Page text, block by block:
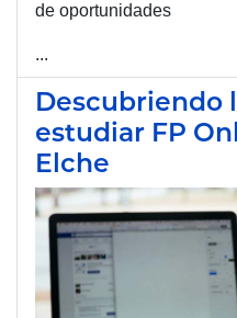
de oportunidades
...
Descubriendo
estudiar FP
Elche